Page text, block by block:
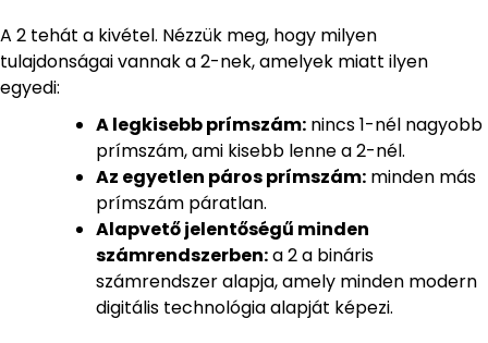
A 2 tehát a kivétel. Nézzük meg, hogy milyen
tulajdonságai vannak a 2-nek, amelyek miatt ilyen
egyedi:
A legkisebb prímszám: nincs 1-nél nagyobb
prímszám, ami kisebb lenne a 2-nél.
Az egyetlen páros prímszám: minden más
prímszám páratlan.
Alapvető jelentőségű minden
számrendszerben:a 2 a bináris
számrendszer alapja, amely minden modern
digitális technológia alapját képezi.